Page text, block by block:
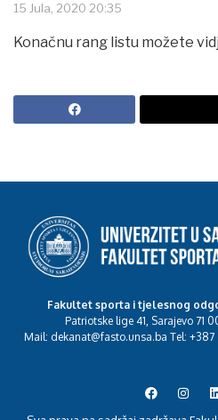
15 Jula, 2020 20:35
Konačnu rang listu možete
Fakultet sporta i tjelesnog
Patriotske lige 41, Sarajevo 71
Mail: dekanat@fasto.unsa.ba Tel: +387